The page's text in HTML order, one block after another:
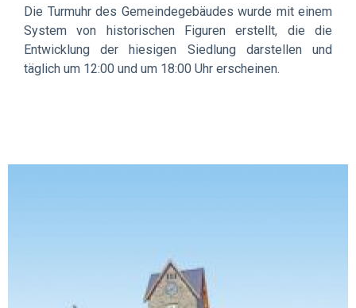
Die Turmuhr des Gemeindegebäudes wurde mit einem
System von historischen Figuren erstellt, die die
Entwicklung der hiesigen Siedlung darstellen und
täglich um 12:00 und um 18:00 Uhr erscheinen.